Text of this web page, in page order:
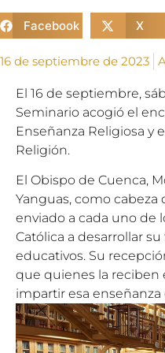
Facebook X
16 de septiembre de 2023
El 16 de septiembre,
Seminario acogió el
Enseñanza Religiosa y
Religión.
El Obispo de Cuenca,
Yanguas, como cabeza
enviado a cada uno de
Católica a desarrollar
educativos. Su
que quienes la reciben
impartir esa